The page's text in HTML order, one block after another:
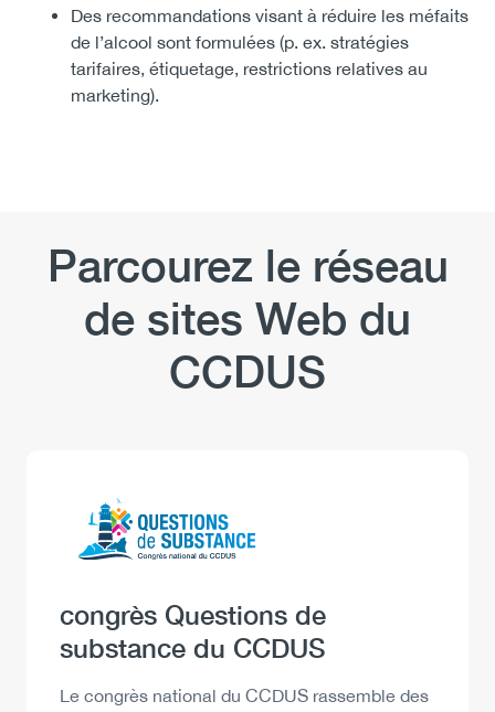
Des recommandations visant à réduire les méfaits
de l’alcool sont formulées (p. ex. stratégies
tarifaires, étiquetage, restrictions relatives au
marketing).
Parcourez le réseau
de sites Web du
CCDUS
Heading
congrès Questions de
substance du CCDUS
Description
Le congrès national du CCDUS rassemble des